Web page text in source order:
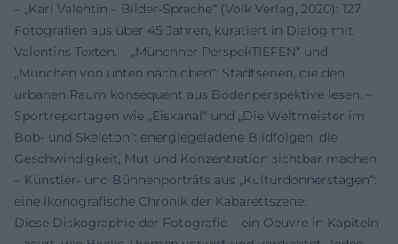
– „Karl Valentin – Bilder-Sprache“ (Volk Verlag, 2020): 127
Fotografien aus über 45 Jahren, kuratiert in Dialog mit
Valentins Texten. – „Münchner PerspekTIEFEN“ und
„München von unten nach oben“: Stadtserien, die den
urbanen Raum konsequent aus Bodenperspektive lesen. –
Sportreportagen wie „Eiskanal“ und „Die Weltmeister im
Bob- und Skeleton“: energiegeladene Bildfolgen, die
Geschwindigkeit, Mut und Konzentration sichtbar machen.
– Künstler- und Bühnenporträts aus „Kulturdonnerstagen“:
eine ikonografische Chronik der Kabarettszene.
Diese Diskographie der Fotografie – ein Oeuvre in Kapiteln